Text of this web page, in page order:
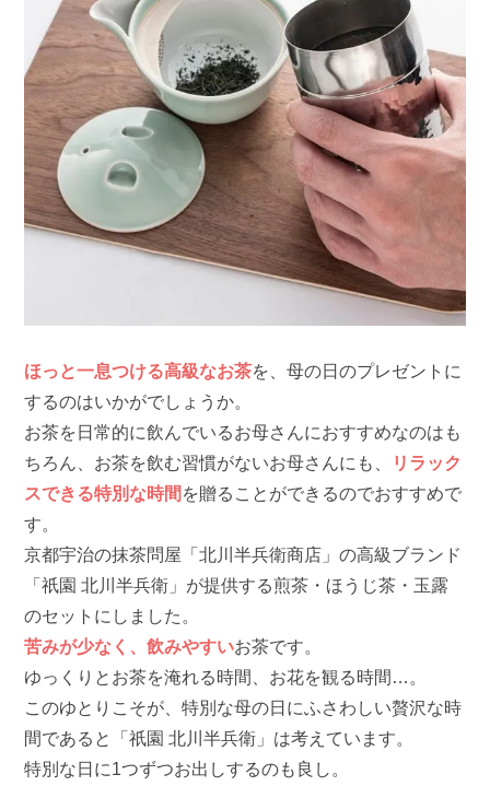
ほっと一息つける高級なお茶を、母の日のプレゼントに
するのはいかがでしょうか。
お茶を日常的に飲んでいるお母さんにおすすめなのはも
ちろん、お茶を飲む習慣がないお母さんにも、
リラック
スできる特別な時間 を贈ることができるのでおすすめで
す。
京都宇治の抹茶問屋「北川半兵衛商店」の高級ブランド
「祇園 北川半兵衛」が提供する煎茶・ほうじ茶・玉露
のセットにしました。
苦みが少なく、飲みやすいお茶です。
ゆっくりとお茶を淹れる時間、お花を観る時間…。
このゆとりこそが、特別な母の日にふさわしい贅沢な時
間であると「祇園 北川半兵衛」は考えています。
特別な日に1つずつお出しするのも良し。